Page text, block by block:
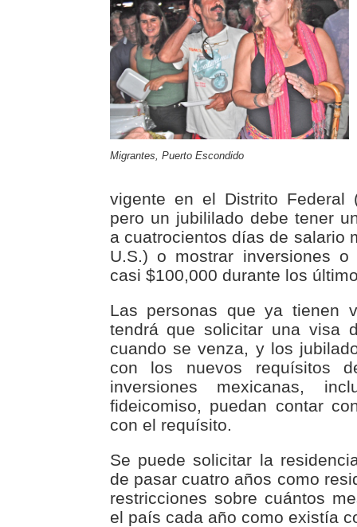
Migrantes, Puerto Escondido
vigente en el Distrito Federal
pero un jubililado debe tener
a cuatrocientos días de salario
U.S.) o mostrar inversiones
casi $100,000 durante los
Las personas que ya tienen
tendrá que solicitar una visa
cuando se venza, y los
con los nuevos requísitos
inversiones mexicanas,
fideicomiso, puedan contar
con el requísito.
Se puede solicitar la
de pasar cuatro años como
restricciones sobre cuántos
el país cada año como existía